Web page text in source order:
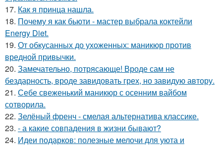
17. Как я принца нашла.
18. Почему я как бьюти - мастер выбрала коктейли
Energy Diet.
19. От обкусанных до ухоженных: маникюр против
вредной привычки.
20. Замечательно, потрясающе! Вроде сам не
бездарность, вроде завидовать грех, но завидую автору.
21. Себе свеженький маникюр с осенним вайбом
сотворила.
22. Зелёный френч - смелая альтернатива классике.
23. - а какие совпадения в жизни бывают?
24. Идеи подарков: полезные мелочи для уюта и